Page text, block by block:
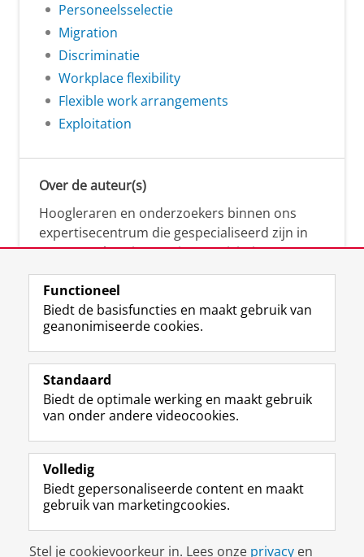
Personeelsselectie
Migration
Discriminatie
Workplace flexibility
Flexible work arrangements
Exploitation
Over de auteur(s)
Hoogleraren en onderzoekers binnen ons
expertisecentrum die gespecialiseerd zijn in
samenwerken, innovatie, creativiteit,
diversiteit, leiderschap en ethisch gedrag.
Over deze blog
Via deze blog vertalen onze experts hun
(actuele) wetenschappelijke kennis naar
praktische, heldere en toegankelijke inzichten.
Disclaimer & Copyright
Functioneel
Biedt de basisfuncties en maakt gebruik van
geanonimiseerde cookies.
Standaard
Biedt de optimale werking en maakt gebruik
van onder andere videocookies.
Volledig
Biedt gepersonaliseerde content en maakt
gebruik van marketingcookies.
Stel je cookievoorkeur in. Lees onze privacy en